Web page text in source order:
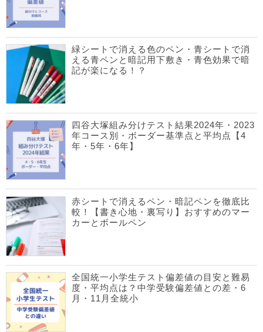
緑シートで消える色のペン・青シートで消
える青ペンと暗記用下敷き・青色効果で暗
記が楽になる！？
四谷大塚組み分けテスト結果2024年・2023
年コース別・ボーダー基準点と平均点【4
年・5年・6年】
赤シートで消えるペン・暗記ペンを徹底比
較！【書き心地・裏写り】おすすめのマー
カーとボールペン
全国統一小学生テスト偏差値の目安と難易
度・平均点は？中学受験偏差値との差・6
月・11月全統小